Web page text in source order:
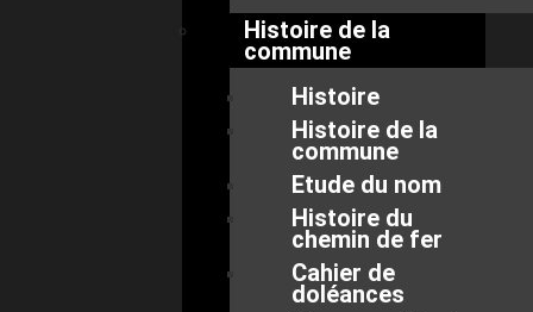
Histoire de la
commune
Histoire
Histoire de la
commune
Etude du nom
Histoire du
chemin de fer
Cahier de
doléances